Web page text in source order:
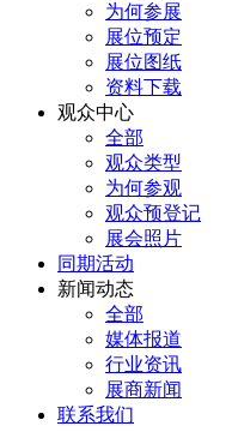
为何参展
展位预定
展位图纸
资料下载
观众中心
全部
观众类型
为何参观
观众预登记
展会照片
同期活动
新闻动态
全部
媒体报道
行业资讯
展商新闻
联系我们